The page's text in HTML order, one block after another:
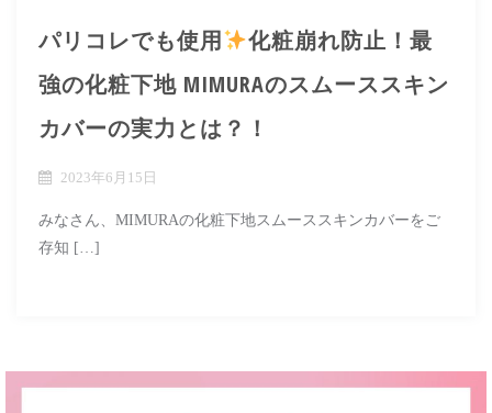
パリコレでも使用
化粧崩れ防止！最
強の化粧下地 MIMURAのスムーススキン
カバーの実力とは？！
2023年6月15日
みなさん、MIMURAの化粧下地スムーススキンカバーをご
存知 […]